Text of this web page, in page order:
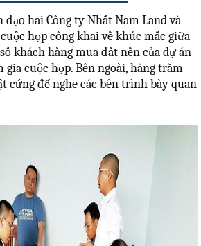
đạo hai Công ty Nhất Nam Land và
họp công khai về khúc mắc giữa
khách hàng mua đất nền của dự án
cuộc họp. Bên ngoài, hàng trăm
cứng để nghe các bên trình bày quan